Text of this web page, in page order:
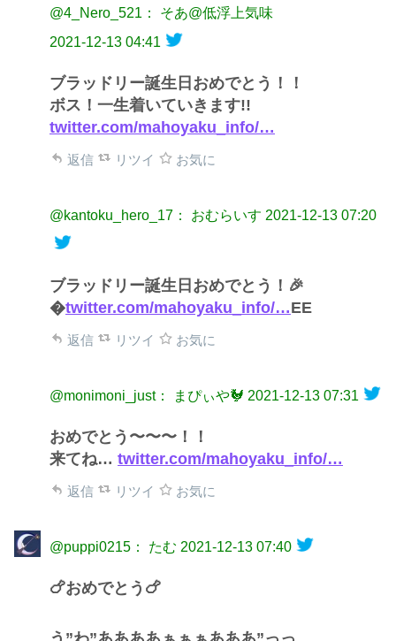
@4_Nero_521： そあ@低浮上気味
2021-12-13 04:41
ブラッドリー誕生日おめでとう！！
ボス！一生着いていきます!!
twitter.com/mahoyaku_info/…
返信 リツイ お気に
@kantoku_hero_17： おむらいす 2021-12-13 07:20
ブラッドリー誕生日おめでとう！🎉
�twitter.com/mahoyaku_info/…EE
返信 リツイ お気に
@monimoni_just： まぴぃや🐓 2021-12-13 07:31
おめでとう〜〜〜！！
来てね… twitter.com/mahoyaku_info/…
返信 リツイ お気に
@puppi0215： たむ 2021-12-13 07:40
🍗おめでとう🍗